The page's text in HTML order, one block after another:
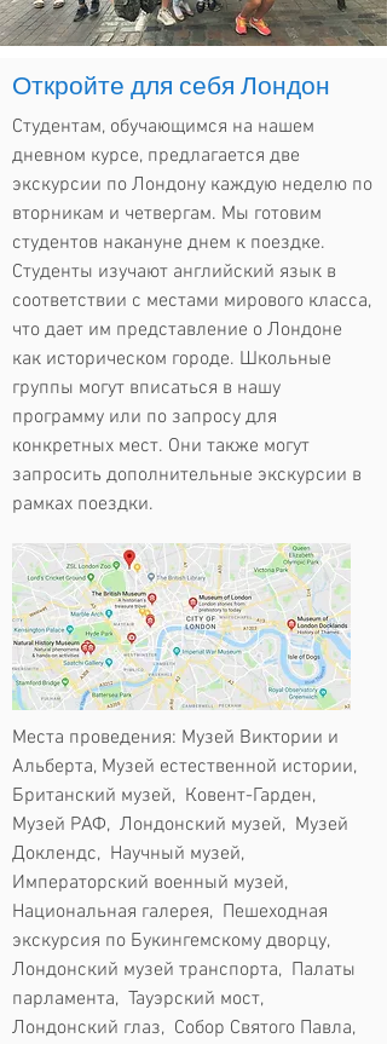
Откройте для себя Лондон
Студентам, обучающимся на нашем
дневном курсе, предлагается две
экскурсии по Лондону каждую неделю по
вторникам и четвергам. Мы готовим
студентов накануне днем к поездке.
Студенты изучают английский язык в
соответствии с местами мирового класса,
что дает им представление о Лондоне
как историческом городе. Школьные
группы могут вписаться в нашу
программу или по запросу для
конкретных мест. Они также могут
запросить дополнительные экскурсии в
рамках поездки.
Места проведения: Музей Виктории и
Альберта, Музей естественной истории,
Британский музей, Ковент-Гарден,
Музей РАФ, Лондонский музей, Музей
Доклендс, Научный музей,
Императорский военный музей,
Национальная галерея, Пешеходная
экскурсия по Букингемскому дворцу,
Лондонский музей транспорта, Палаты
парламента, Тауэрский мост,
Лондонский глаз, Собор Святого Павла,